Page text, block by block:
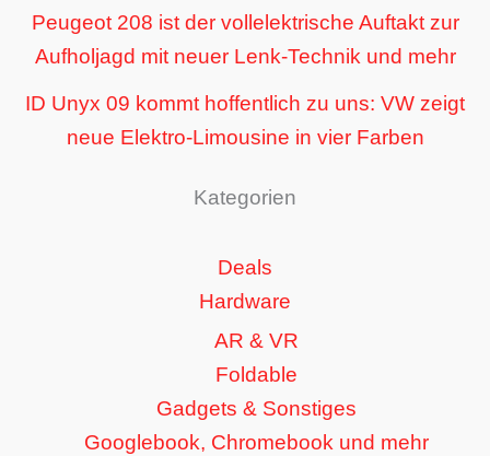
Peugeot 208 ist der vollelektrische Auftakt zur
Aufholjagd mit neuer Lenk-Technik und mehr
ID Unyx 09 kommt hoffentlich zu uns: VW zeigt
neue Elektro-Limousine in vier Farben
Kategorien
Deals
Hardware
AR & VR
Foldable
Gadgets & Sonstiges
Googlebook, Chromebook und mehr